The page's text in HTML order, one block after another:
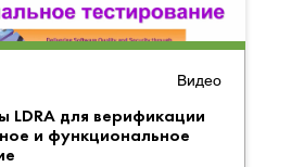
Видео
LDRA для верификации
и функциональное